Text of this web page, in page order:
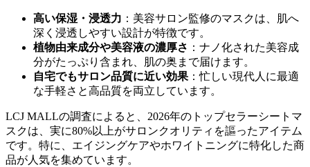
高い保湿・浸透力 ：美容サロン監修のマスクは、肌へ
深く浸透しやすい設計が特徴です。
植物由来成分や美容液の濃厚さ ：ナノ化された美容成
分がたっぷり含まれ、肌の奥まで届けます。
自宅でもサロン品質に近い効果：忙しい現代人に最適
な手軽さと高品質を両立しています。
LCJ MALLの調査によると、2026年のトップセラーシートマ
スクは、実に80%以上がサロンクオリティを謳ったアイテム
です。特に、エイジングケアやホワイトニングに特化した商
品が人気を集めています。